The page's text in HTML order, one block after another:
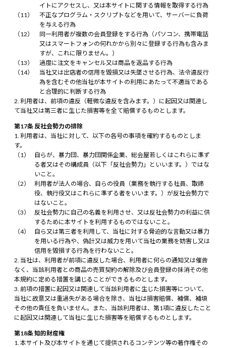
イトにアクセスし、又は本サイトに関する情報を取得する行為
不正なプログラム・スクリプトなどを用いて、サーバーに負荷
を与える行為
同一利用者が複数の会員登録をする行為（パソコン、携帯電話
又はスマートフォンの何れかから別々に登録する行為も含みま
すが、これに限りません。）
過度に注文をキャンセル又は商品を返品する行為
当社又は出店者の信用を毀損又は失墜させる行為、法令違反行
為を含むその他当社が本サイトの利用にあたって不適当である
と合理的に判断する行為
利用者は、前項の違反（軽微な違反を含みます。）に起因又は関連し
て当社又は第三者に生じた損害等を全て賠償するものとします。
第17条 反社会勢力の排除
利用者は、当社に対して、以下の各号の事項を確約するものとしま
す。
自らが、暴力団、暴力団関係企業、総会屋若しくはこれらに準ず
る者又はその構成員（以下「反社会勢力」といいます。）ではな
いこと。
利用者が法人の場合、自らの役員（業務を執行する社員、取締
役、執行役又はこれらに準ずる者をいいます。）が反社会勢力で
はないこと。
反社会勢力に自己の名義を利用させ、又は反社会勢力の利益に供
するために本サイトを利用するものではないこと。
自ら又は第三者を利用して、当社に対する脅迫的な言動又は暴力
を用いる行為や、偽計又は威力を用いて当社の業務を妨害し又は
信用を毀損する行為を行わないこと。
当社は、利用者が前項に違反した場合、利用者に何らの通知又は催告
なく、当該利用者との商品の売買契約の解除及び会員登録の抹消その他
本規約に定める措置を講じることができるものとします。
前項の措置に起因又は関連して当該利用者に生じた損害等について、
当社に故意又は重過失がある場合を除き、当社は損害賠償、補償、補填
その他の責任を負いません。また、当該利用者は、第1項に違反したこと
に起因又は関連して当社に生じた損害等を賠償するものとします。
第18条 知的財産権
本サイト及び本サイトを通じて提供されるコンテンツ等の著作権その